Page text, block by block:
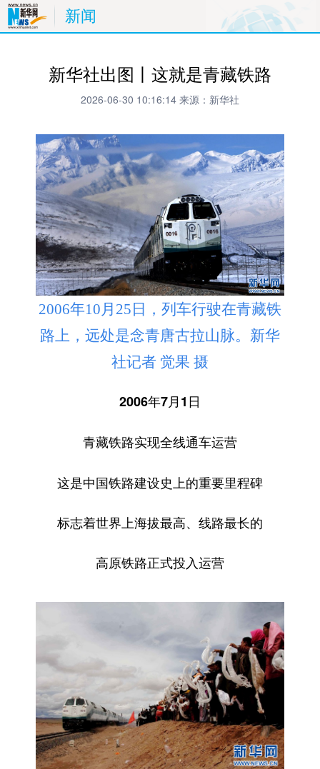
新闻
新华社出图丨这就是青藏铁路
2026-06-30 10:16:14 来源：新华社
2006年10月25日，列车行驶在青藏铁
路上，远处是念青唐古拉山脉。新华
社记者 觉果 摄
2006年7月1日
青藏铁路实现全线通车运营
这是中国铁路建设史上的重要里程碑
标志着世界上海拔最高、线路最长的
高原铁路正式投入运营